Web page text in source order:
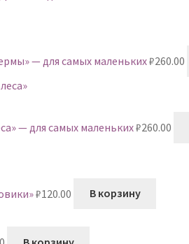
— для самых маленьких₽260.00
— для самых маленьких₽260.00
₽120.00 В корзину